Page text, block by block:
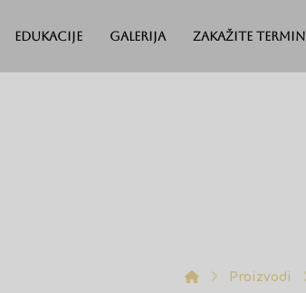
Edukacije Galerija Zakažite termin
Proizvodi